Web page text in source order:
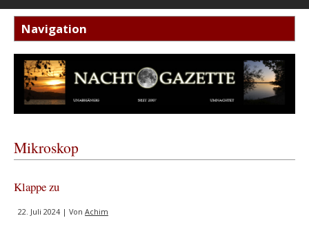
Mikroskop
Klappe zu
22. Juli 2024 | Von Achim